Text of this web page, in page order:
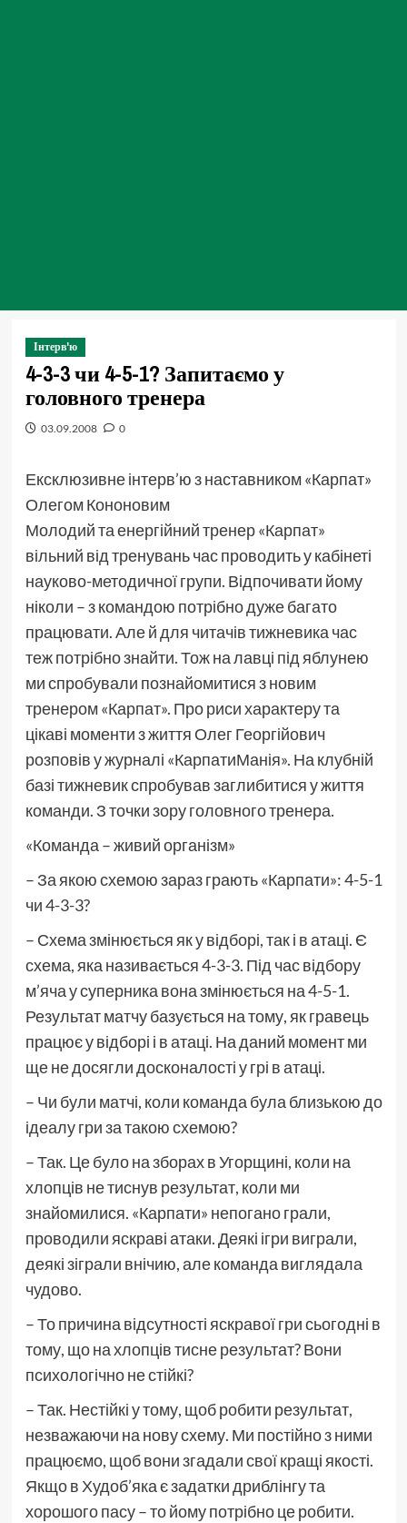
Інтерв'ю
4-3-3 чи 4-5-1? Запитаємо у
головного тренера
03.09.2008 0
Ексклюзивне інтерв’ю з наставником «Карпат»
Олегом Кононовим
Молодий та енергійний тренер «Карпат»
вільний від тренувань час проводить у кабінеті
науково-методичної групи. Відпочивати йому
ніколи – з командою потрібно дуже багато
працювати. Але й для читачів тижневика час
теж потрібно знайти. Тож на лавці під яблунею
ми спробували познайомитися з новим
тренером «Карпат». Про риси характеру та
цікаві моменти з життя Олег Георгійович
розповів у журналі «КарпатиМанія». На клубній
базі тижневик спробував заглибитися у життя
команди. З точки зору головного тренера.
«Команда – живий організм»
– За якою схемою зараз грають «Карпати»: 4-5-1
чи 4-3-3?
– Схема змінюється як у відборі, так і в атаці. Є
схема, яка називається 4-3-3. Під час відбору
м’яча у суперника вона змінюється на 4-5-1.
Результат матчу базується на тому, як гравець
працює у відборі і в атаці. На даний момент ми
ще не досягли досконалості у грі в атаці.
– Чи були матчі, коли команда була близькою до
ідеалу гри за такою схемою?
– Так. Це було на зборах в Угорщині, коли на
хлопців не тиснув результат, коли ми
знайомилися. «Карпати» непогано грали,
проводили яскраві атаки. Деякі ігри виграли,
деякі зіграли внічию, але команда виглядала
чудово.
– То причина відсутності яскравої гри сьогодні в
тому, що на хлопців тисне результат? Вони
психологічно не стійкі?
– Так. Нестійкі у тому, щоб робити результат,
незважаючи на нову схему. Ми постійно з ними
працюємо, щоб вони згадали свої кращі якості.
Якщо в Худоб’яка є задатки дриблінгу та
хорошого пасу – то йому потрібно це робити.